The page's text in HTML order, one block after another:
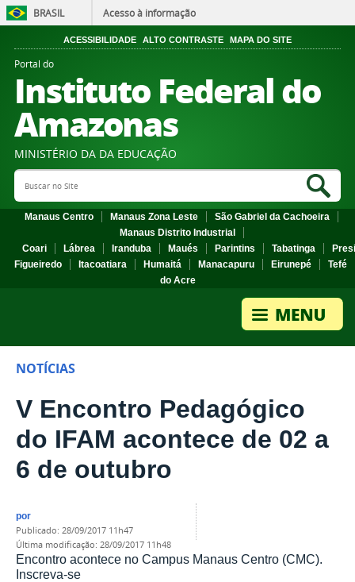
BRASIL Acesso à informação
ACESSIBILIDADE ALTO CONTRASTE MAPA DO SITE
Portal do
Instituto Federal do
Amazonas
MINISTÉRIO DA DA EDUCAÇÃO
Search Site
Manaus Centro Manaus Zona Leste
São Gabriel da Cachoeira
Manaus Distrito Industrial
Coari
Lábrea Iranduba Maués Parintins Tabatinga
Figueiredo
Itacoatiara Humaitá Manacapuru Eirunepé
Tefé
do Acre
NOTÍCIAS
V Encontro Pedagógico
do IFAM acontece de 02 a
6 de outubro
por
publicado: 28/09/2017 11h47
última modificação: 28/09/2017 11h48
Encontro acontece no Campus Manaus Centro (CMC).
Inscreva-se